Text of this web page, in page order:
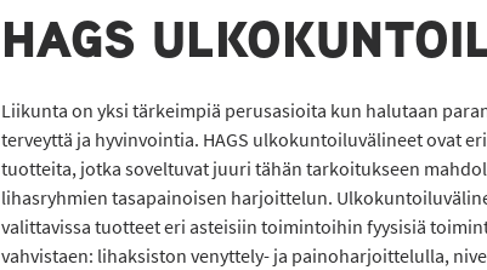
HAGS
Liikunta on yksi tärkeimpiä perusasioita kun halutaan
terveyttä ja hyvinvointia. HAGS ulkokuntoiluvälineet ovat
tuotteita, jotka soveltuvat juuri tähän tarkoitukseen
lihasryhmien tasapainoisen harjoittelun.
valittavissa tuotteet eri asteisiin toimintoihin fyysisiä
vahvistaen: lihaksiston venyttely- ja painoharjoittelulla,